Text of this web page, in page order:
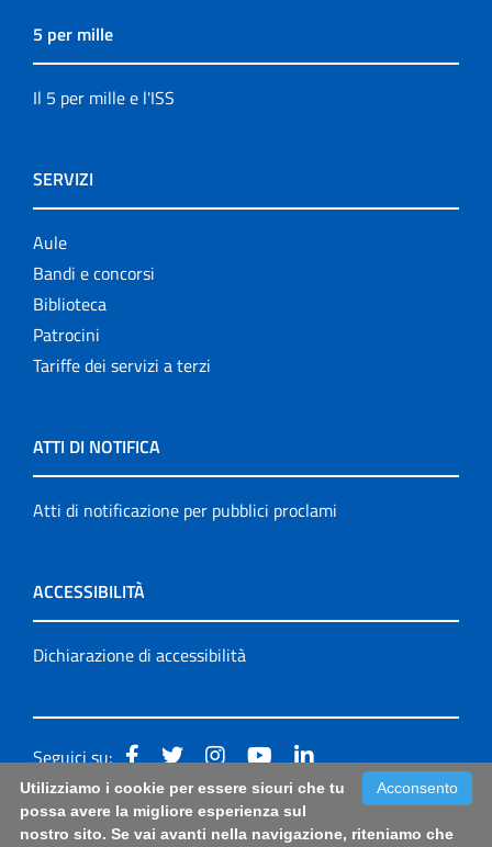
5 per mille
Il 5 per mille e l'ISS
SERVIZI
Aule
Bandi e concorsi
Biblioteca
Patrocini
Tariffe dei servizi a terzi
ATTI DI NOTIFICA
Atti di notificazione per pubblici proclami
ACCESSIBILITÀ
Dichiarazione di accessibilità
Seguici su:
Accessibilità: form di segnalazione di prima istanza per
questa pagina|Note Legali | Sitemap
Acconsento
Utilizziamo i cookie per essere sicuri che tu
possa avere la migliore esperienza sul
nostro sito. Se vai avanti nella navigazione, riteniamo che